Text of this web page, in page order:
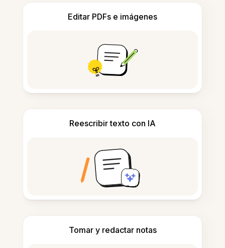
Editar PDFs e imágenes
Reescribir texto con IA
Tomar y redactar notas